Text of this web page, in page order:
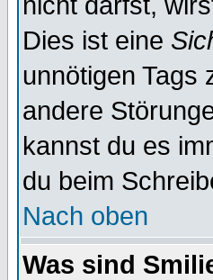
Dies ist eine
unnötigen Tags
andere
kannst du es
du beim
Nach oben
Was sind